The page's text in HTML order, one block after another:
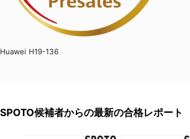
Huawei H19-136
SPOTO候補者からの最新の合格レポート